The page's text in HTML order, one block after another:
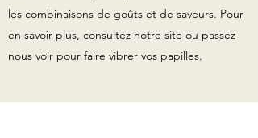
les combinaisons de goûts et de saveurs. Pour
en savoir plus, consultez notre site ou passez
nous voir pour faire vibrer vos papilles.